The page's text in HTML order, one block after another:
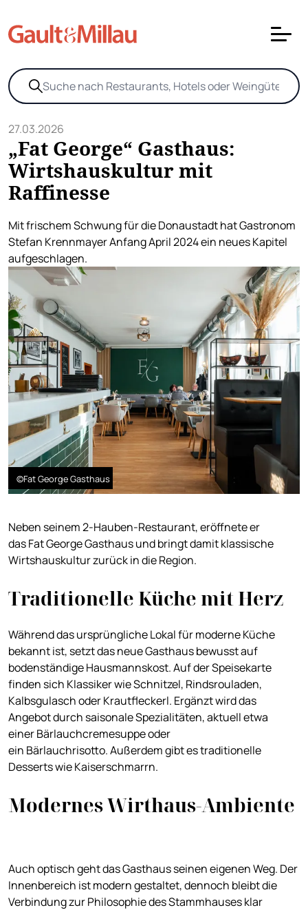
27.03.2026
„Fat George“ Gasthaus:
Wirtshauskultur mit
Raffinesse
Mit frischem Schwung für die Donaustadt hat Gastronom
Stefan Krennmayer Anfang April 2024 ein neues Kapitel
aufgeschlagen.
©Fat George Gasthaus
Neben seinem 2-Hauben-Restaurant, eröffnete er
das Fat George Gasthaus und bringt damit klassische
Wirtshauskultur zurück in die Region.
Traditionelle Küche mit Herz
Während das ursprüngliche Lokal für moderne Küche
bekannt ist, setzt das neue Gasthaus bewusst auf
bodenständige Hausmannskost. Auf der Speisekarte
finden sich Klassiker wie Schnitzel, Rindsrouladen,
Kalbsgulasch oder Krautfleckerl. Ergänzt wird das
Angebot durch saisonale Spezialitäten, aktuell etwa
einer Bärlauchcremesuppe oder
ein Bärlauchrisotto. Außerdem gibt es traditionelle
Desserts wie Kaiserschmarrn.
Modernes Wirthaus-Ambiente
Auch optisch geht das Gasthaus seinen eigenen Weg. Der
Innenbereich ist modern gestaltet, dennoch bleibt die
Verbindung zur Philosophie des Stammhauses klar